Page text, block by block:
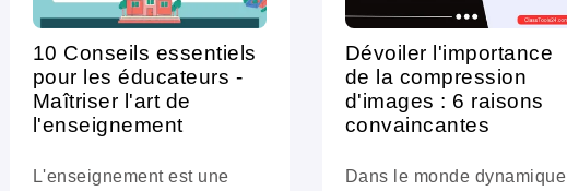
10 Conseils essentiels
pour les éducateurs -
Maîtriser l'art de
l'enseignement
L'enseignement est une
Dévoiler l'importance
de la compression
d'images : 6 raisons
convaincantes
Dans le monde dynamique